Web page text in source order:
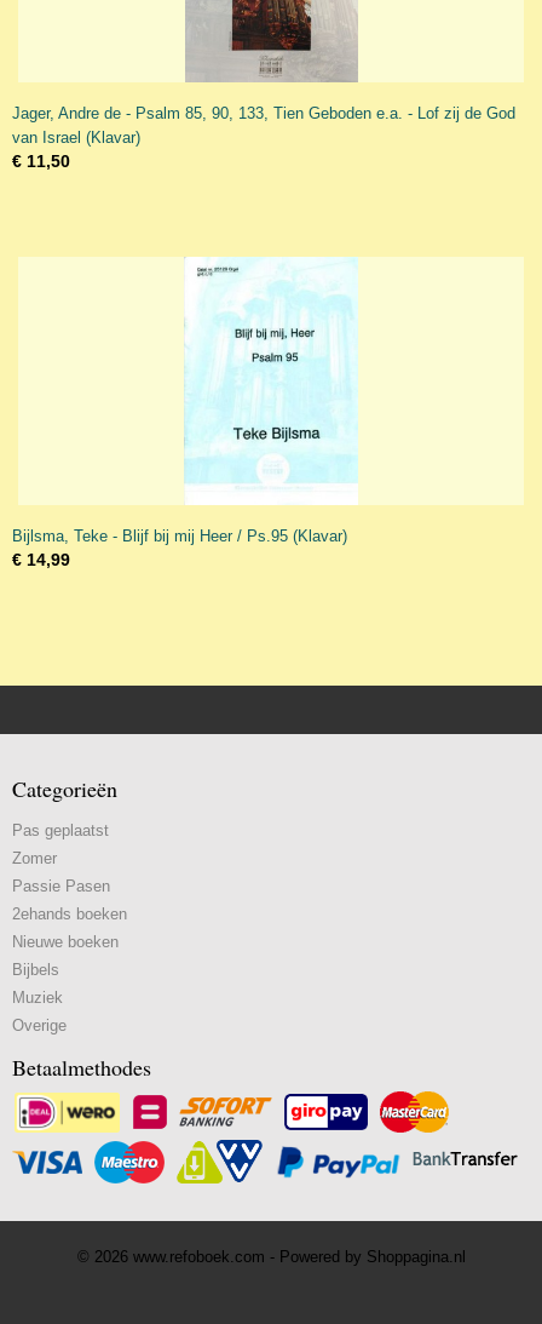
Jager, Andre de - Psalm 85, 90, 133, Tien Geboden e.a. - Lof zij de God
van Israel (Klavar)
€ 11,50
Bijlsma, Teke - Blijf bij mij Heer / Ps.95 (Klavar)
€ 14,99
Categorieën
Pas geplaatst
Zomer
Passie Pasen
2ehands boeken
Nieuwe boeken
Bijbels
Muziek
Overige
Betaalmethodes
© 2026 www.refoboek.com - Powered by Shoppagina.nl